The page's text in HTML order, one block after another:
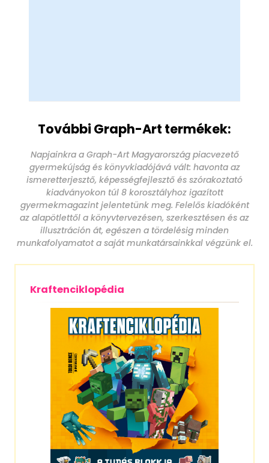
További Graph-Art termékek:
Napjainkra a Graph-Art Magyarország piacvezető
gyermekújság és könyvkiadójává vált: havonta az
ismeretterjesztő, képességfejlesztő és szórakoztató
kiadványokon túl 8 korosztályhoz igazított
gyermekmagazint jelentetünk meg. Felelős kiadóként
az alapötlettől a könyvtervezésen, szerkesztésen és az
illusztráción át, egészen a tördelésig minden
munkafolyamatot a saját munkatársainkkal végzünk el.
Kraftenciklopédia